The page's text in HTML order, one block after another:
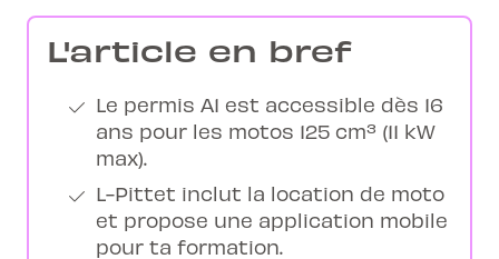
L'article en bref
Le permis A1 est accessible dès 16
ans pour les motos 125 cm³ (11 kW
max).
L-Pittet inclut la location de moto
et propose une application mobile
pour ta formation.